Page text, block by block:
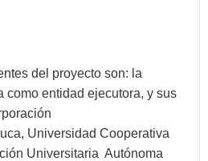
del proyecto son: la
como entidad ejecutora, y sus
Universidad Cooperativa
Universitaria Autónoma